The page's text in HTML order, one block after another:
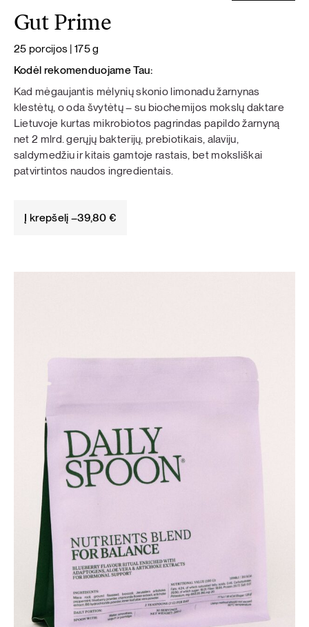
Gut Prime
25 porcijos | 175 g
Kodėl rekomenduojame Tau:
Kad mėgaujantis mėlynių skonio limonadu žarnynas
klestėtų, o oda švytėtų – su biochemijos mokslų daktare
Lietuvoje kurtas mikrobiotos pagrindas papildo žarnyną
net 2 mlrd. gerųjų bakterijų, prebiotikais, alaviju,
saldymedžiu ir kitais gamtoje rastais, bet moksliškai
patvirtintos naudos ingredientais.
Į krepšelį –39,80€